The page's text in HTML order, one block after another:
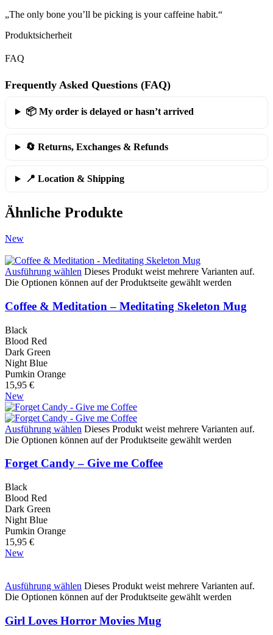
„The only bone you’ll be picking is your caffeine habit.“
Produktsicherheit
FAQ
Frequently Asked Questions (FAQ)
📦 My order is delayed or hasn’t arrived
🔄 Returns, Exchanges & Refunds
📍 Location & Shipping
Ähnliche Produkte
New
Ausführung wählen Dieses Produkt weist mehrere Varianten auf.
Die Optionen können auf der Produktseite gewählt werden
Coffee & Meditation – Meditating Skeleton Mug
Black
Blood Red
Dark Green
Night Blue
Pumkin Orange
15,95 €
New
Ausführung wählen Dieses Produkt weist mehrere Varianten auf.
Die Optionen können auf der Produktseite gewählt werden
Forget Candy – Give me Coffee
Black
Blood Red
Dark Green
Night Blue
Pumkin Orange
15,95 €
New
Ausführung wählen Dieses Produkt weist mehrere Varianten auf.
Die Optionen können auf der Produktseite gewählt werden
Girl Loves Horror Movies Mug